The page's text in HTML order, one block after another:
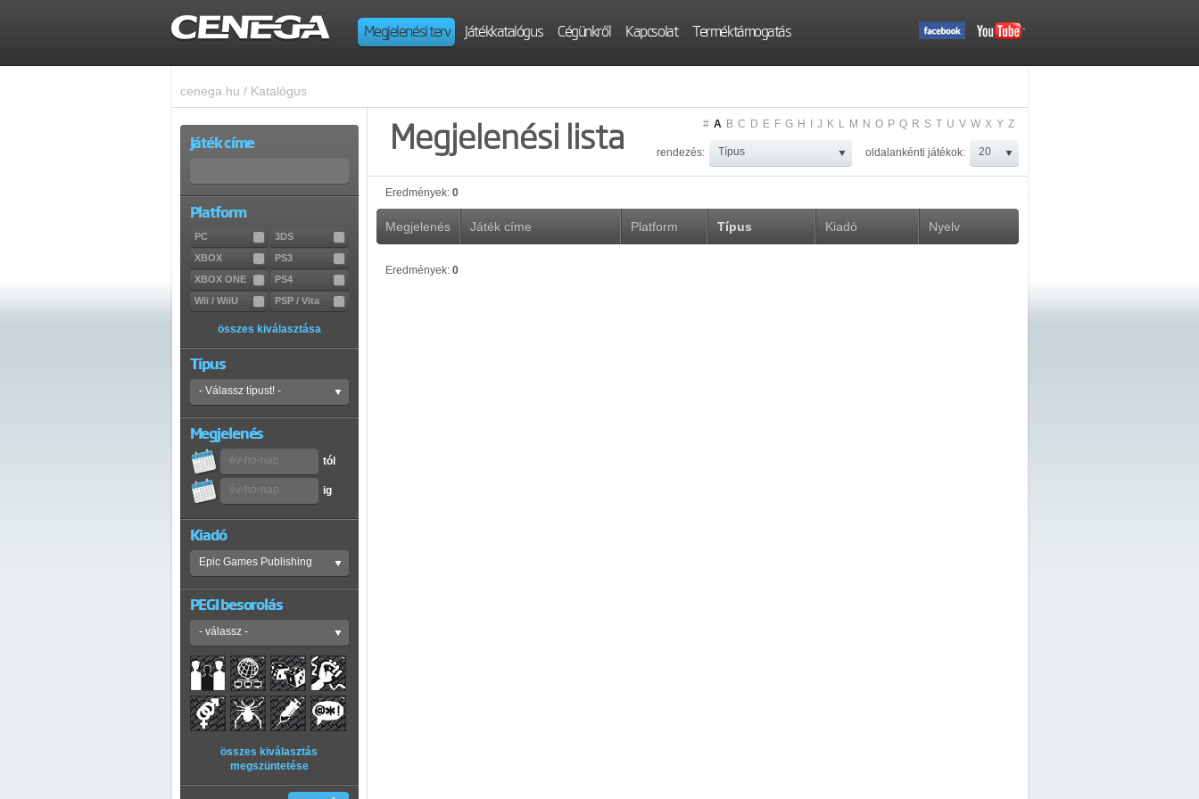
Megjelenési terv Játékkatalógus Cégünkről Kapcsolat Terméktámogatás
cenega.hu / Katalógus
Játék címe
Platform
PC
3DS
XBOX
PS3
XBOX ONE
PS4
Wii / WiiU
PSP / Vita
összes kiválasztása
Típus
Megjelenés
tól
ig
Kiadó
PEGI besorolás
összes kiválasztás
megszüntetése
Megjelenési lista # A B C D E F G H J K L M N O P Q R S T U V W X Y Z
rendezés: oldalankénti játékok:
Eredmények: 0
Megjelenés Játék címe Platform Típus Kiadó Nyelv
Eredmények: 0